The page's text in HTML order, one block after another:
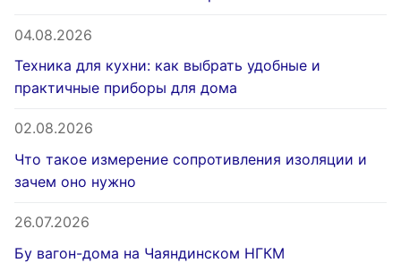
04.08.2026
Техника для кухни: как выбрать удобные и
практичные приборы для дома
02.08.2026
Что такое измерение сопротивления изоляции и
зачем оно нужно
26.07.2026
Бу вагон-дома на Чаяндинском НГКМ